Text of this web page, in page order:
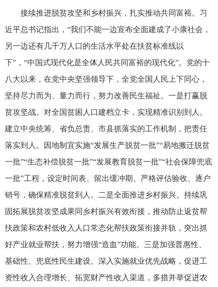
接续推进脱贫攻坚和乡村振兴，扎实推动共同富裕。习
近平总书记指出，“我们不能一边宣布全面建成了小康社会，
另一边还有几千万人口的生活水平处在扶贫标准线以
下”，“中国式现代化是全体人民共同富裕的现代化”。党的十
八大以来，在党中央坚强领导下，全党全国人民上下同心，
坚持尽力而为、量力而行，努力改善民生福祉。一是打赢脱
贫攻坚战。对全国贫困人口建档立卡，实现精准识别到人。
建立中央统筹、省负总责、市县抓落实的工作机制，把责任
落实到人。因地制宜实施“发展生产脱贫一批”“易地搬迁脱贫
一批”“生态补偿脱贫一批”“发展教育脱贫一批”“社会保障兜底
一批”工程，设定时间表、留出缓冲期、严格评估验收、逐户
销号，确保精准脱贫到人。二是全面推进乡村振兴。持续巩
固拓展脱贫攻坚成果同乡村振兴有效衔接，推动防止返贫帮
扶政策和农村低收入人口常态化帮扶政策衔接并轨，突出抓
好产业就业帮扶，努力增强“造血”功能。三是加强普惠性、
基础性、兜底性民生建设。深入实施就业优先战略，促进工
资性收入合理增长、拓宽财产性收入渠道，多措并举促进农